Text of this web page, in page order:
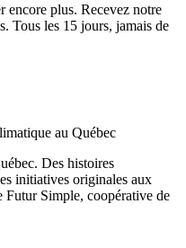
encore plus. Recevez notre
Tous les 15 jours, jamais de
Des histoires
initiatives originales aux
Futur Simple, coopérative de